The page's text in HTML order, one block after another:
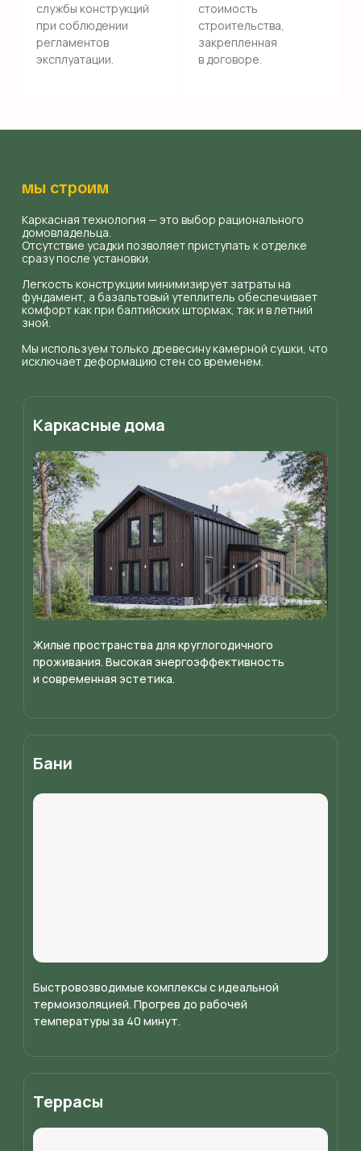
службы конструкций
при соблюдении
регламентов
эксплуатации.
стоимость
строительства,
закрепленная
в договоре.
мы строим
Каркасная технология — это выбор рационального
домовладельца.
Отсутствие усадки позволяет приступать к отделке
сразу после установки.
Легкость конструкции минимизирует затраты на
фундамент, а базальтовый утеплитель обеспечивает
комфорт как при балтийских штормах, так и в летний
зной.
Мы используем только древесину камерной сушки, что
исключает деформацию стен со временем.
Жилые пространства для круглогодичного
проживания. Высокая энергоэффективность
и современная эстетика.
Каркасные дома
Быстровозводимые комплексы с идеальной
термоизоляцией. Прогрев до рабочей
температуры за 40 минут.
Бани
Террасы